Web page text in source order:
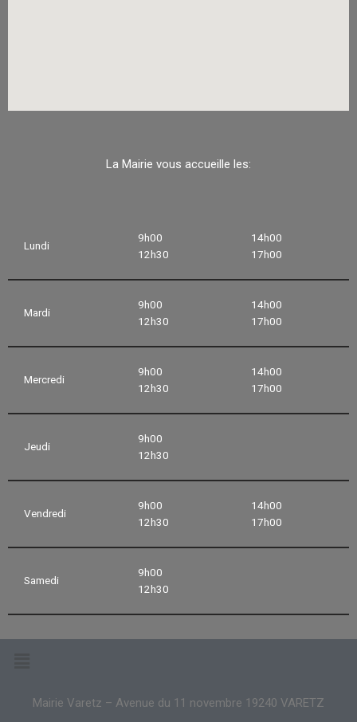
La Mairie vous accueille les:
Lundi
9h00
12h30
14h00
17h00
Mardi
9h00
12h30
14h00
17h00
Mercredi
9h00
12h30
14h00
17h00
Jeudi
9h00
12h30
Vendredi
9h00
12h30
14h00
17h00
Samedi
9h00
12h30
Mairie Varetz – Avenue du 11 novembre 19240 VARETZ